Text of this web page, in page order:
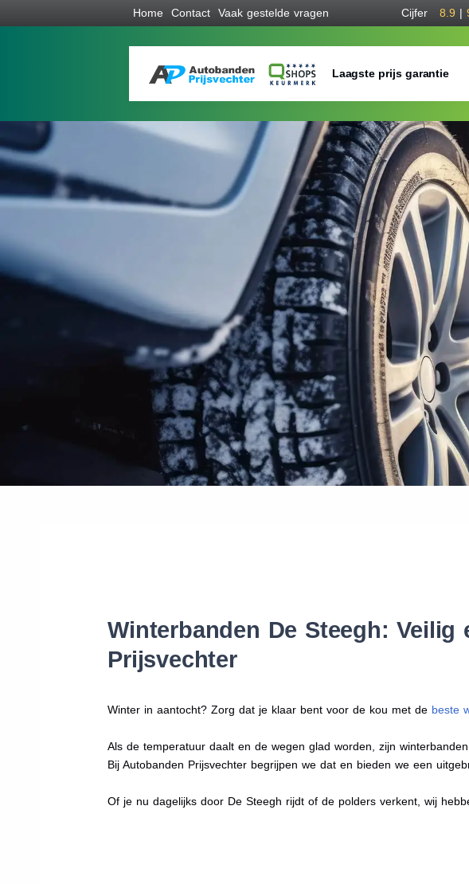
Home Contact Vaak gestelde vragen Cijfer 8.9 |
Laagste prijs garantie
Winterbanden De Steegh:
Prijsvechter
Winter in aantocht? Zorg dat je klaar bent voor de kou met de beste
Als de temperatuur daalt en de wegen glad worden, zijn
Bij Autobanden Prijsvechter begrijpen we dat en bieden we een
Of je nu dagelijks door De Steegh rijdt of de polders verkent, wij